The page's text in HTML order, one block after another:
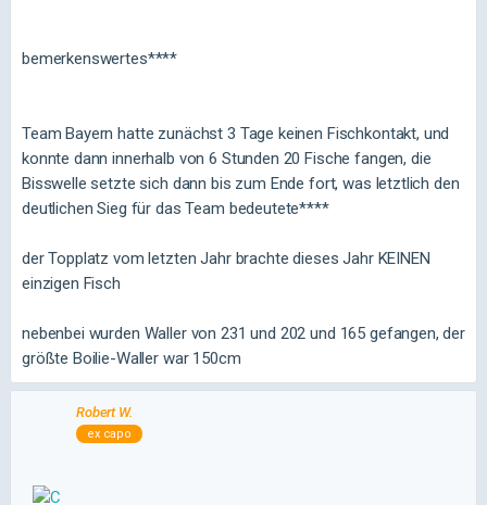
bemerkenswertes****
Team Bayern hatte zunächst 3 Tage keinen Fischkontakt, und
konnte dann innerhalb von 6 Stunden 20 Fische fangen, die
Bisswelle setzte sich dann bis zum Ende fort, was letztlich den
deutlichen Sieg für das Team bedeutete****
der Topplatz vom letzten Jahr brachte dieses Jahr KEINEN
einzigen Fisch
nebenbei wurden Waller von 231 und 202 und 165 gefangen, der
größte Boilie-Waller war 150cm
Robert W.
ex capo